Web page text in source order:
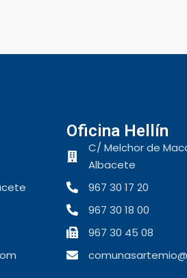
Oficina Hellín
C/ Melchor de
Albacete
967 30 17 20
967 30 18 00
967 30 45 08